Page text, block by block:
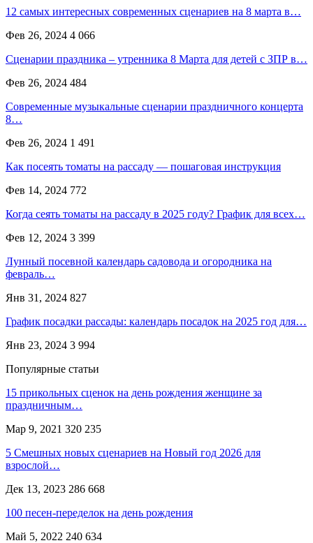
12 самых интересных современных сценариев на 8 марта в…
Фев 26, 2024 4 066
Сценарии праздника – утренника 8 Марта для детей с ЗПР в…
Фев 26, 2024 484
Современные музыкальные сценарии праздничного концерта
8…
Фев 26, 2024 1 491
Как посеять томаты на рассаду — пошаговая инструкция
Фев 14, 2024 772
Когда сеять томаты на рассаду в 2025 году? График для всех…
Фев 12, 2024 3 399
Лунный посевной календарь садовода и огородника на
февраль…
Янв 31, 2024 827
График посадки рассады: календарь посадок на 2025 год для…
Янв 23, 2024 3 994
Популярные статьи
15 прикольных сценок на день рождения женщине за
праздничным…
Мар 9, 2021 320 235
5 Смешных новых сценариев на Новый год 2026 для
взрослой…
Дек 13, 2023 286 668
100 песен-переделок на день рождения
Май 5, 2022 240 634